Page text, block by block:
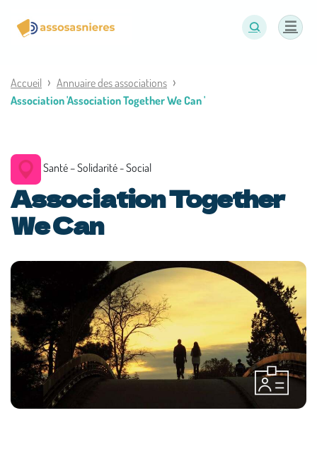
Accueil
Annuaire des associations
Association 'Association Together We Can '
Santé – Solidarité - Social
Association Together
We Can